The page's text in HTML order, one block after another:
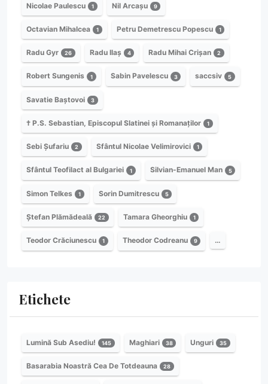
Nicolae Paulescu 1 Nil Arcașu 9
Octavian Mihalcea 1 Petru Demetrescu Popescu 1
Radu Gyr 26 Radu Ilaș 4 Radu Mihai Crișan 2
Robert Sungenis 1 Sabin Pavelescu 3 saccsiv 5
Savatie Baștovoi 3
† P.S. Sebastian, Episcopul Slatinei și Romanaților 1
Sebi Șufariu 2 Sfântul Nicolae Velimirovici 1
Sfântul Teofilact al Bulgariei 1 Silvian-Emanuel Man 5
Simon Telkes 1 Sorin Dumitrescu 5
Ștefan Plămădeală 22 Tamara Gheorghiu 1
Teodor Crăciunescu 1 Theodor Codreanu 9 …
Etichete
Lumină Sub Asediu! 145 Maghiari 38 Unguri 35
Basarabia Noastră Cea De Totdeauna 28